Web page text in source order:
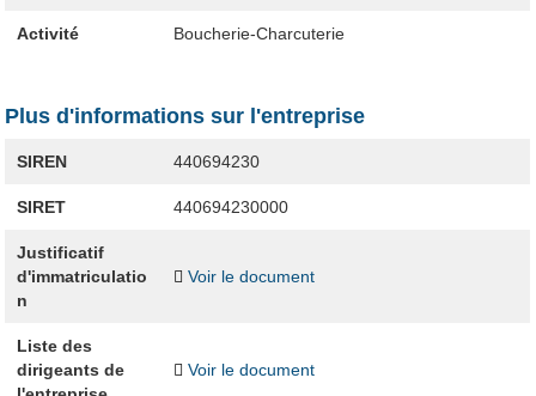
Activité Boucherie-Charcuterie
Plus d'informations sur l'entreprise
SIREN 440694230
SIRET 440694230000
Justificatif
d'immatriculatio
n
Voir le document
Liste des
dirigeants de
Voir le document